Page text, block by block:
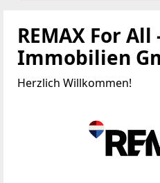
REMAX For All
Immobilien
Herzlich Willkommen!